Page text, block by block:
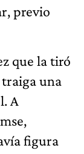
previo
que la tiró
traiga una
A
figura